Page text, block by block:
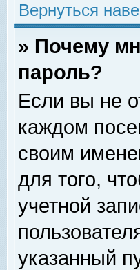
Вернуться
» Почему
пароль?
Если вы не
каждом
своим
для того,
учетной
указанный